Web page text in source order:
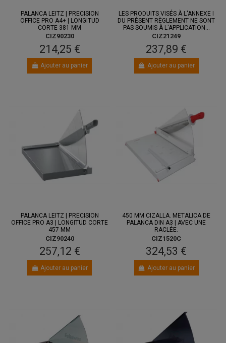
PALANCA LEITZ | PRECISION
OFFICE PRO A4+ | LONGITUD
CORTE 381 MM
CIZ90230
214,25 €
Ajouter au panier
LES PRODUITS VISÉS À L'ANNEXE I
DU PRÉSENT RÈGLEMENT NE SONT
PAS SOUMIS À L'APPLICATION...
CIZ21249
237,89 €
Ajouter au panier
PALANCA LEITZ | PRECISION
OFFICE PRO A3 | LONGITUD CORTE
457 MM
CIZ90240
257,12 €
Ajouter au panier
450 MM CIZALLA. METALICA DE
PALANCA DIN A3 | AVEC UNE
RACLÉE.
CIZ1520C
324,53 €
Ajouter au panier